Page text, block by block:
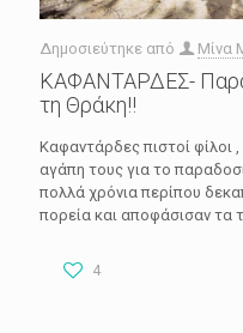
Δημοσιεύτηκε από Μίνα
ΚΑΦΑΝΤΑΡΔΕΣ-
τη Θράκη!!
Καφαντάρδες πιστοί φίλοι
αγάπη τους για το
πολλά χρόνια περίπου
πορεία και αποφάσισαν τα
4